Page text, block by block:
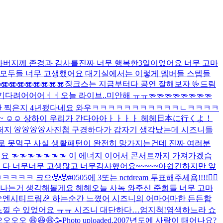
지께 존경과 감사를진짜 너무 행복한3일이었어요 너무 고마
두들 너무 고생했어요 대기실에서는 이렇게 멤버들 스텝들
징크스는 지금부터다 공연 잘해보자 🤟 드림
려어어어ㅓㅓ 오늘 라이브..미안해 ㅠㅠ🫳🫳🫳🫳🫳🫳🫳🫳
찍은지 4년됐다네요 와우ㅋㅋㅋㅋㅋㅋㅋㅋㅋㅋㅋㄴㅋㅋㅋㅋ
☺️☺️ 상하이 우리가 간다아아ㅏㅏㅏㅏ 헤헤 日本に行くよ！
지 🚨🚨🚨🚨사진첩 구경하다가 갑자기 생각났는데 시즈니들
못먹구 사실 생활패턴이 완전히 망가지는건데 진짜 여러분
🫳🫳🫳🫳🫳🫳🫳 이 에너지 이어서 콘서트까지 가져가겠습
너무너무 고생많고 너무감사했어요~~~~~아쉽긴하지만 앞
ㅋㅋㅋ 크으🥹🥹#0505에 3또는 nctdream 투표해주세욤!!!!🙇‍♂️
는거 생각해볼게요 헤헤 오늘 사녹 와주신 준희들 너무 고마
시티드림🎉 하는순간 느꼈어 시즈니의 어마어마한 든든함
수 있었어요 ㅠㅠ 시즈니 대단하다…엄지척!염색하느라 쇼
오오오 😆😆😆🥳Photo uploaded.2007년도에 사람이 태어나요?